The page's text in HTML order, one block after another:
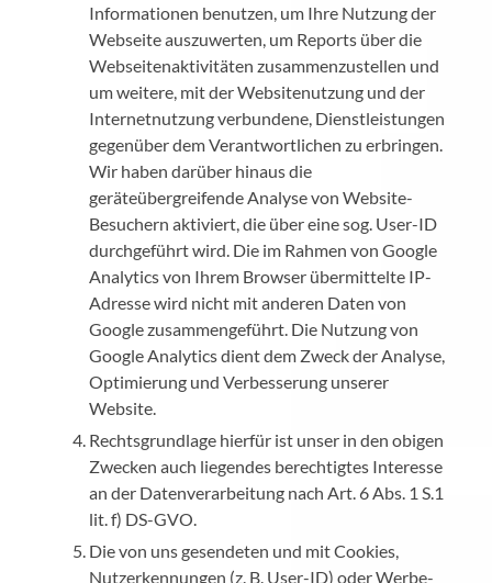
Informationen benutzen, um Ihre Nutzung der
Webseite auszuwerten, um Reports über die
Webseitenaktivitäten zusammenzustellen und
um weitere, mit der Websitenutzung und der
Internetnutzung verbundene, Dienstleistungen
gegenüber dem Verantwortlichen zu erbringen.
Wir haben darüber hinaus die
geräteübergreifende Analyse von Website-
Besuchern aktiviert, die über eine sog. User-ID
durchgeführt wird. Die im Rahmen von Google
Analytics von Ihrem Browser übermittelte IP-
Adresse wird nicht mit anderen Daten von
Google zusammengeführt. Die Nutzung von
Google Analytics dient dem Zweck der Analyse,
Optimierung und Verbesserung unserer
Website.
Rechtsgrundlage hierfür ist unser in den obigen
Zwecken auch liegendes berechtigtes Interesse
an der Datenverarbeitung nach Art. 6 Abs. 1 S.1
lit. f) DS-GVO.
Die von uns gesendeten und mit Cookies,
Nutzerkennungen (z. B. User-ID) oder Werbe-